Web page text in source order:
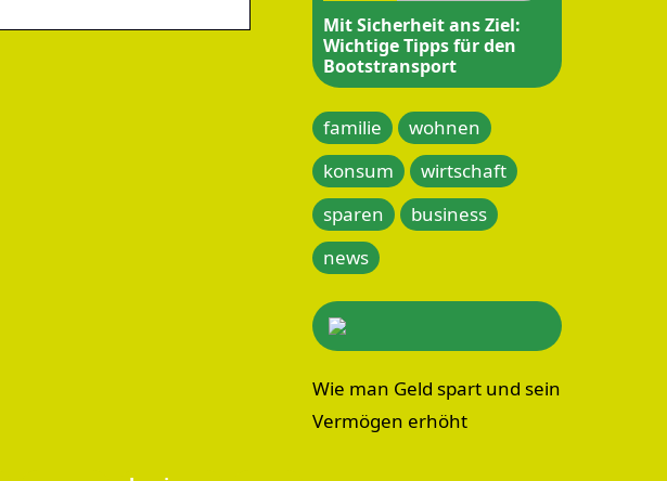
Mit Sicherheit ans Ziel:
Wichtige Tipps für den
Bootstransport
familie
wohnen
konsum
wirtschaft
sparen
business
news
Wie man Geld spart und sein
Vermögen erhöht